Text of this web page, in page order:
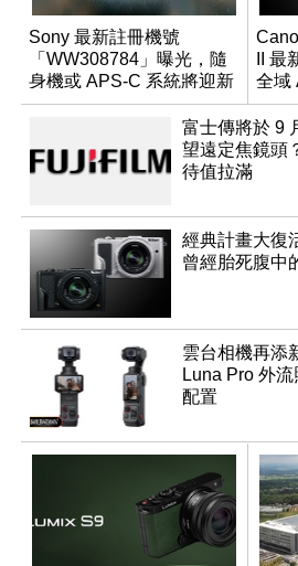
Sony 最新註冊機號
「WW308784」曝光，隨
身機或 APS-C 系統將迎新
成員？
II
全域
富士傳將於 9
望遠定焦鏡頭
待值拉滿
經典計畫大復
曾經胎死腹中
雲台相機再添
Luna Pro 外
配置